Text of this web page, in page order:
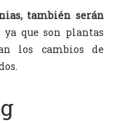
también serán
ya que son plantas
los cambios de